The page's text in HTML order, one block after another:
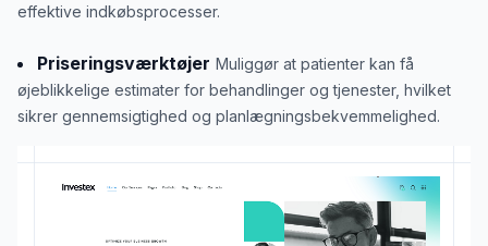
effektive indkøbsprocesser.
Priseringsværktøjer Muliggør at patienter kan få
øjeblikkelige estimater for behandlinger og tjenester, hvilket
sikrer gennemsigtighed og planlægningsbekvemmelighed.